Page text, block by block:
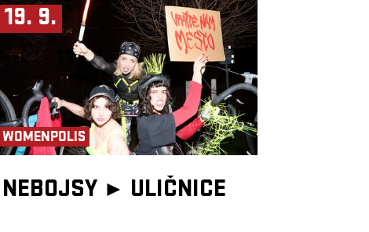
19. 9.
WOMENPOLIS
NEBOJSY ► ULIČNICE